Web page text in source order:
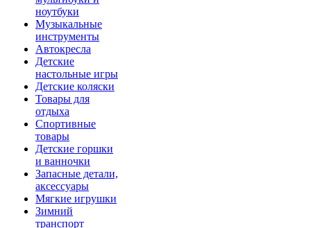
ноутбуки
Музыкальные
инструменты
Автокресла
Детские
настольные игры
Детские коляски
Товары для
отдыха
Спортивные
товары
Детские горшки
и ванночки
Запасные детали,
аксессуары
Мягкие игрушки
Зимний
транспорт